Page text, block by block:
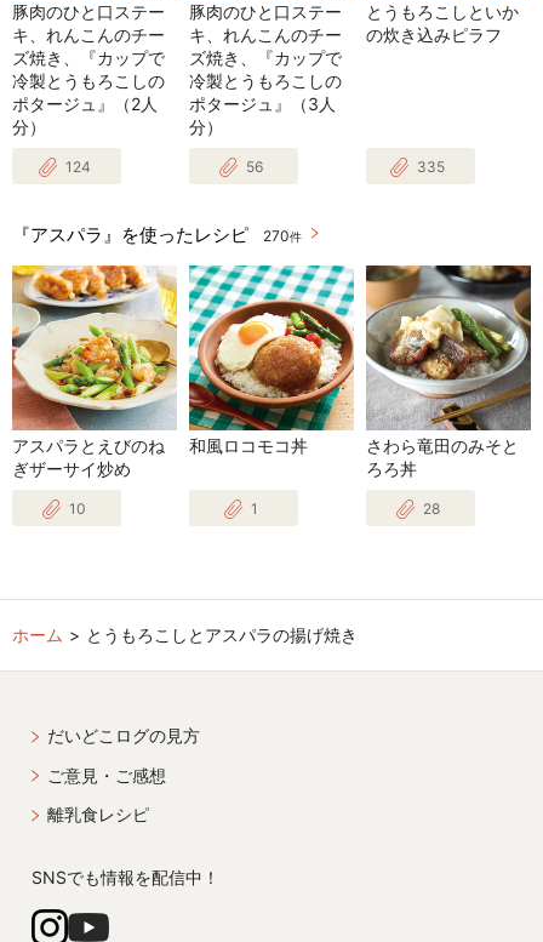
豚肉のひと口ステー
キ、れんこんのチー
ズ焼き、『カップで
冷製とうもろこしの
ポタージュ』（2人
分）
124
豚肉のひと口ステー
キ、れんこんのチー
ズ焼き、『カップで
冷製とうもろこしの
ポタージュ』（3人
分）
56
とうもろこしといか
の炊き込みピラフ
335
『アスパラ』を使ったレシピ 270件
アスパラとえびのね
ぎザーサイ炒め
10
和風ロコモコ丼
1
さわら竜田のみそと
ろろ丼
28
ホーム とうもろこしとアスパラの揚げ焼き
だいどこログの見方
ご意見・ご感想
離乳食レシピ
SNSでも情報を配信中！